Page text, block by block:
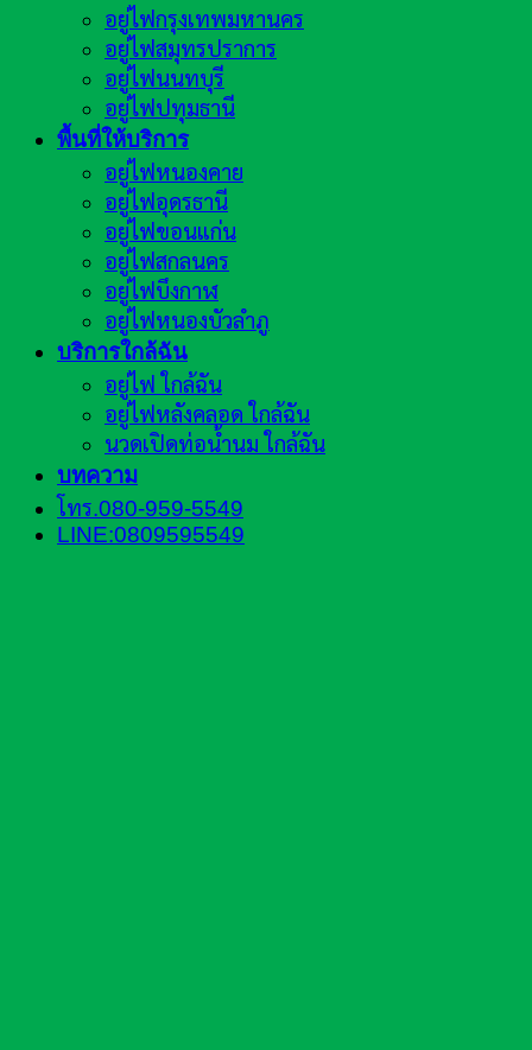
อยู่ไฟกรุงเทพมหานคร
อยู่ไฟสมุทรปราการ
อยู่ไฟนนทบุรี
อยู่ไฟปทุมธานี
พื้นที่ให้บริการ
อยู่ไฟหนองคาย
อยู่ไฟอุดรธานี
อยู่ไฟขอนแก่น
อยู่ไฟสกลนคร
อยู่ไฟบึงกาฬ
อยู่ไฟหนองบัวลำภู
บริการใกล้ฉัน
อยู่ไฟ ใกล้ฉัน
อยู่ไฟหลังคลอด ใกล้ฉัน
นวดเปิดท่อน้ำนม ใกล้ฉัน
บทความ
โทร.080-959-5549
LINE:0809595549